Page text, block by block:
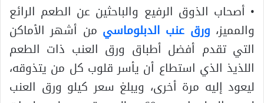
• أصحاب الذوق الرفيع والباحثين عن الطعم الرائع
والمميز، ورق عنب الدبلوماسي من أشهر الأماكن
التي تقدم أفضل أطباق ورق العنب ذات الطعم
اللذيذ الذي استطاع أن يأسر قلوب كل من يتذوقه،
ليعود إليه مرة أخرى، ويبلغ سعر كيلو ورق العنب